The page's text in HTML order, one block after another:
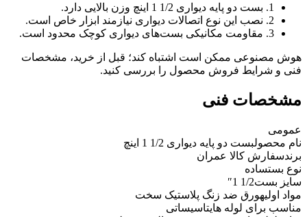
1. بست دو پایه دیواری 1/2 1 اینچ وزن بالایی دارد.
2. نصب این نوع اتصالات دیواری نیازمند ابزار خاص است.
3. مقاومت مکانیکی بست‌های دیواری کوچک محدود است.
هوش مصنوعی ممکن است اشتباه کند؛ قبل از خرید، مشخصات
فنی و شرایط فروش محصول را بررسی کنید.
مشخصات فنی
عمومی
نام محصولبست دو پایه دیواری 1/2 1 اینچ
برندسفارش کالا عمران
نوع بستساده
سایز بست1/2 1″
مواد اولیهورق ضد زنگ پلاستیک سخت
مناسب برای لوله هایتاسیساتی